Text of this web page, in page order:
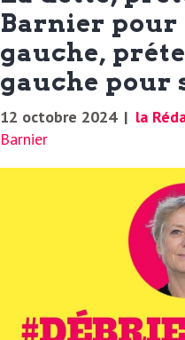
Barnier pour
gauche,
gauche pour
12 octobre 2024 | la
Barnier